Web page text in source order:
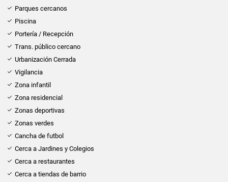
Parques cercanos
Piscina
Portería / Recepción
Trans. público cercano
Urbanización Cerrada
Vigilancia
Zona infantil
Zona residencial
Zonas deportivas
Zonas verdes
Cancha de futbol
Cerca a Jardines y Colegios
Cerca a restaurantes
Cerca a tiendas de barrio